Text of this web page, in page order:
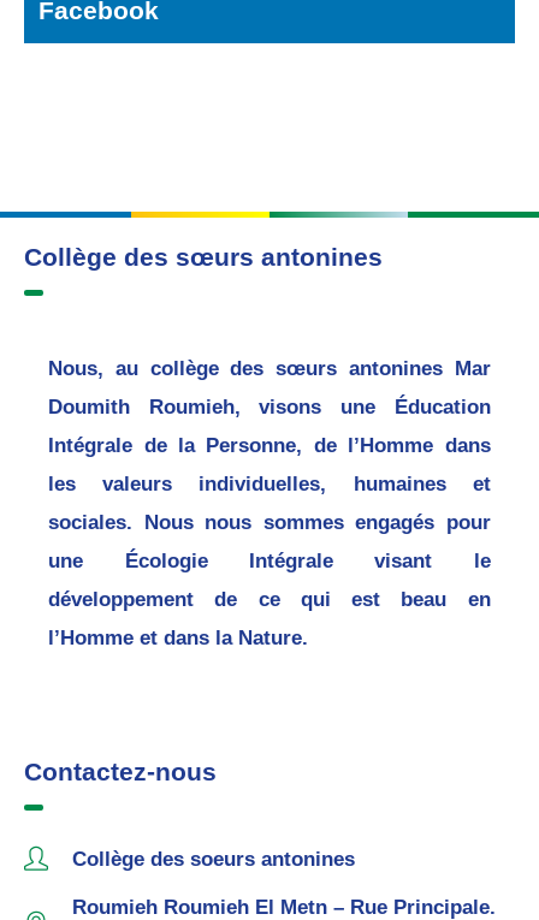
Facebook
Collège des sœurs antonines
Nous, au collège des sœurs antonines Mar
Doumith Roumieh, visons une Éducation
Intégrale de la Personne, de l’Homme dans
les valeurs individuelles, humaines et
sociales. Nous nous sommes engagés pour
une Écologie Intégrale visant le
développement de ce qui est beau en
l’Homme et dans la Nature.
Contactez-nous
Collège des soeurs antonines
Roumieh Roumieh El Metn – Rue Principale.